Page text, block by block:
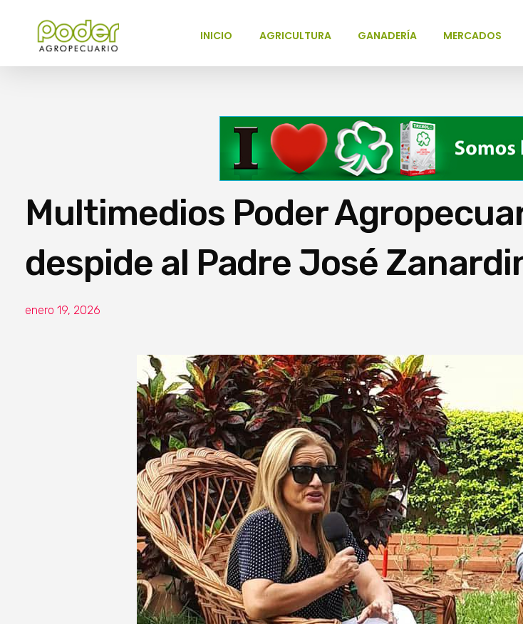
INICIO AGRICULTURA GANADERÍA MERCADOS
Multimedios Poder
despide al Padre José
enero 19, 2026